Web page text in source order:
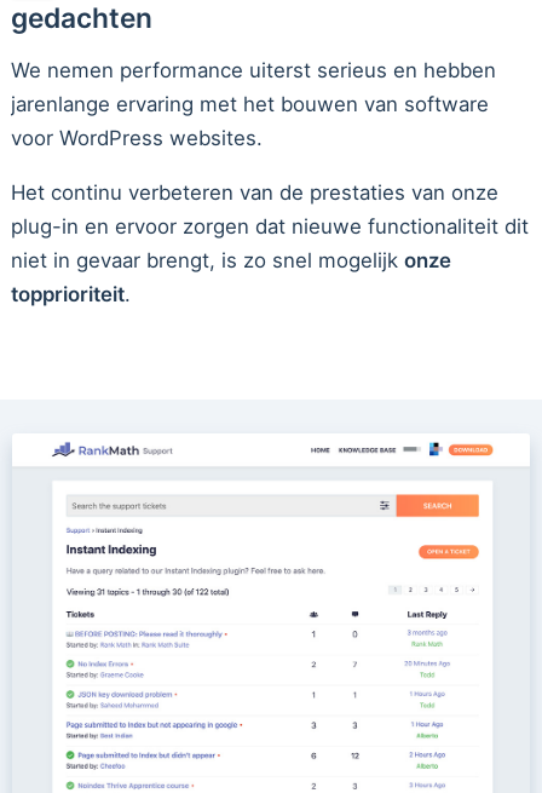
gedachten
We nemen performance uiterst serieus en hebben
jarenlange ervaring met het bouwen van software
voor WordPress websites.
Het continu verbeteren van de prestaties van onze
plug-in en ervoor zorgen dat nieuwe functionaliteit dit
niet in gevaar brengt, is zo snel mogelijk onze
topprioriteit.